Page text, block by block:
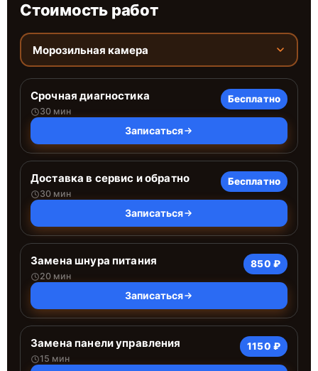
Стоимость работ
Морозильная камера
Срочная диагностика
30 мин
Бесплатно
Записаться
Доставка в сервис и обратно
30 мин
Бесплатно
Записаться
Замена шнура питания
20 мин
850 ₽
Записаться
Замена панели управления
15 мин
1150 ₽